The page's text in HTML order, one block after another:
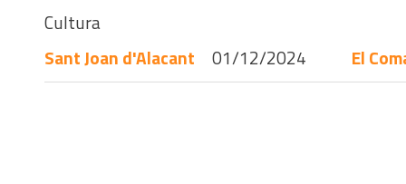
Cultura
Sant Joan d'Alacant
01/12/2024 El